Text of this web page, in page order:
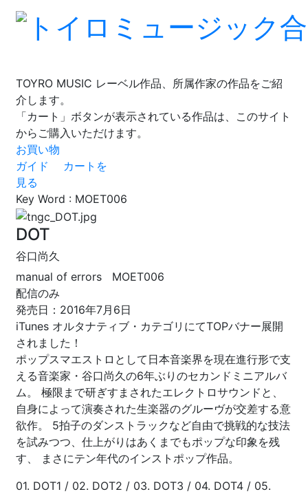
TOYRO MUSIC レーベル作品、所属作家の作品をご紹
介します。
「カート」ボタンが表示されている作品は、このサイト
からご購入いただけます。
お買い物
ガイド
カートを
見る
Key Word : MOET006
DOT
谷口尚久
manual of errors MOET006
配信のみ
発売日：2016年7月6日
iTunes オルタナティブ・カテゴリにてTOPバナー展開
されました！
ポップスマエストロとして日本音楽界を現在進行形で支
える音楽家・谷口尚久の6年ぶりのセカンドミニアルバ
ム。 極限まで研ぎすまされたエレクトロサウンドと、
自身によって演奏された生楽器のグルーヴが交差する意
欲作。 5拍子のダンストラックなど自由で挑戦的な技法
を試みつつ、仕上がりはあくまでもポップな印象を残
す、 まさにテン年代のインストポップ作品。
01. DOT1 / 02. DOT2 / 03. DOT3 / 04. DOT4 / 05.